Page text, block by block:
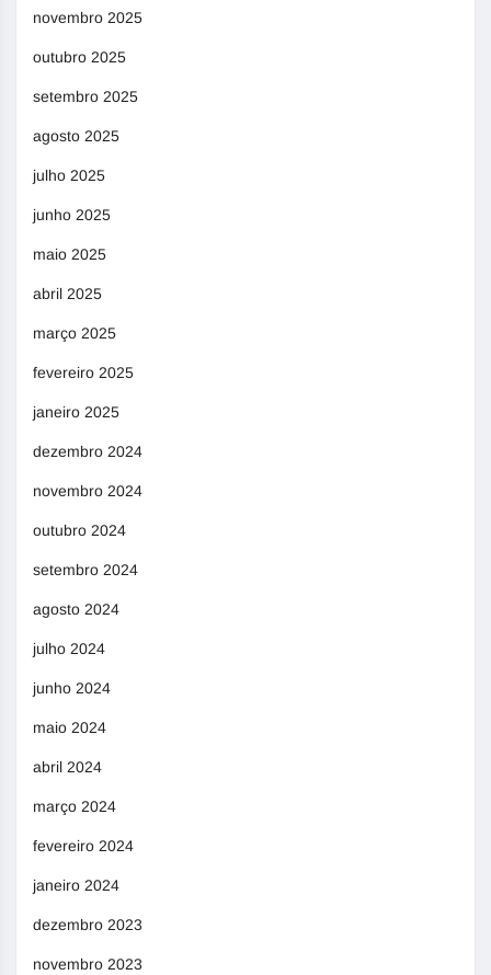
novembro 2025
outubro 2025
setembro 2025
agosto 2025
julho 2025
junho 2025
maio 2025
abril 2025
março 2025
fevereiro 2025
janeiro 2025
dezembro 2024
novembro 2024
outubro 2024
setembro 2024
agosto 2024
julho 2024
junho 2024
maio 2024
abril 2024
março 2024
fevereiro 2024
janeiro 2024
dezembro 2023
novembro 2023